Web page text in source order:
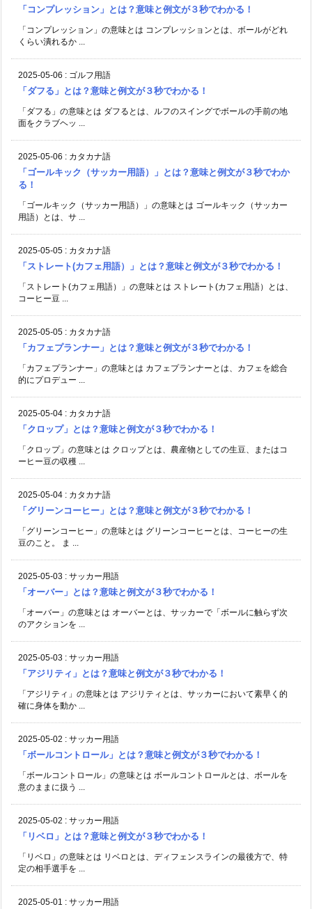
「コンプレッション」とは？意味と例文が３秒でわかる！
「コンプレッション」の意味とは コンプレッションとは、ボールがどれ
くらい潰れるか ...
2025-05-06 : ゴルフ用語
「ダフる」とは？意味と例文が３秒でわかる！
「ダフる」の意味とは ダフるとは、ルフのスイングでボールの手前の地
面をクラブヘッ ...
2025-05-06 : カタカナ語
「ゴールキック（サッカー用語）」とは？意味と例文が３秒でわか
る！
「ゴールキック（サッカー用語）」の意味とは ゴールキック（サッカー
用語）とは、サ ...
2025-05-05 : カタカナ語
「ストレート(カフェ用語）」とは？意味と例文が３秒でわかる！
「ストレート(カフェ用語）」の意味とは ストレート(カフェ用語）とは、
コーヒー豆 ...
2025-05-05 : カタカナ語
「カフェプランナー」とは？意味と例文が３秒でわかる！
「カフェプランナー」の意味とは カフェプランナーとは、カフェを総合
的にプロデュー ...
2025-05-04 : カタカナ語
「クロップ」とは？意味と例文が３秒でわかる！
「クロップ」の意味とは クロップとは、農産物としての生豆、またはコ
ーヒー豆の収穫 ...
2025-05-04 : カタカナ語
「グリーンコーヒー」とは？意味と例文が３秒でわかる！
「グリーンコーヒー」の意味とは グリーンコーヒーとは、コーヒーの生
豆のこと。 ま ...
2025-05-03 : サッカー用語
「オーバー」とは？意味と例文が３秒でわかる！
「オーバー」の意味とは オーバーとは、サッカーで「ボールに触らず次
のアクションを ...
2025-05-03 : サッカー用語
「アジリティ」とは？意味と例文が３秒でわかる！
「アジリティ」の意味とは アジリティとは、サッカーにおいて素早く的
確に身体を動か ...
2025-05-02 : サッカー用語
「ボールコントロール」とは？意味と例文が３秒でわかる！
「ボールコントロール」の意味とは ボールコントロールとは、ボールを
意のままに扱う ...
2025-05-02 : サッカー用語
「リベロ」とは？意味と例文が３秒でわかる！
「リベロ」の意味とは リベロとは、ディフェンスラインの最後方で、特
定の相手選手を ...
2025-05-01 : サッカー用語